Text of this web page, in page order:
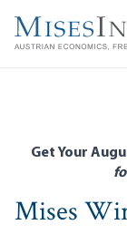
main
Get Your
Mises